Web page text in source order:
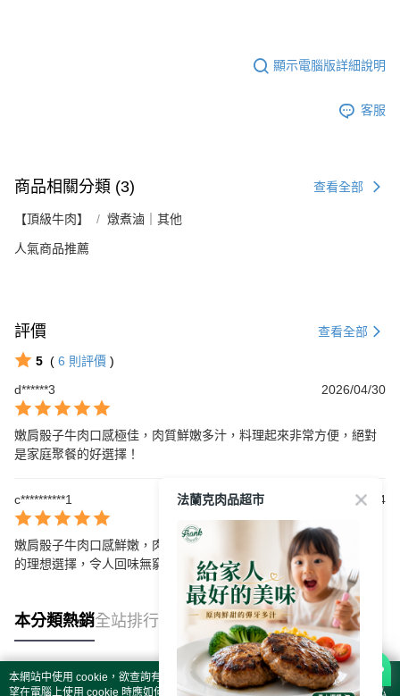
顯示電腦版詳細說明
客服
商品相關分類 (3) 查看全部
【頂級牛肉】 燉煮滷｜其他
人氣商品推薦
評價 查看全部
5 ( 6 則評價 )
d******3
2026/04/30
嫩肩骰子牛肉口感極佳，肉質鮮嫩多汁，料理起來非常方便，絕對
是家庭聚餐的好選擇！
c**********1 2026/04/14
嫩肩骰子牛肉口感鮮嫩，肉質細緻，烹調後風味極佳，絕對是烹飪
的理想選擇，令人回味無窮。
本分類熱銷全站排行
熱門標籤
本網站中使用 cookie，欲查詢有關本網站使用 cookie 方式之詳情，及若您不希
望在電腦上使用 cookie 時應如何變更電腦的 cookie 設定，請參閱本網站「
隱私
法蘭克肉品超市